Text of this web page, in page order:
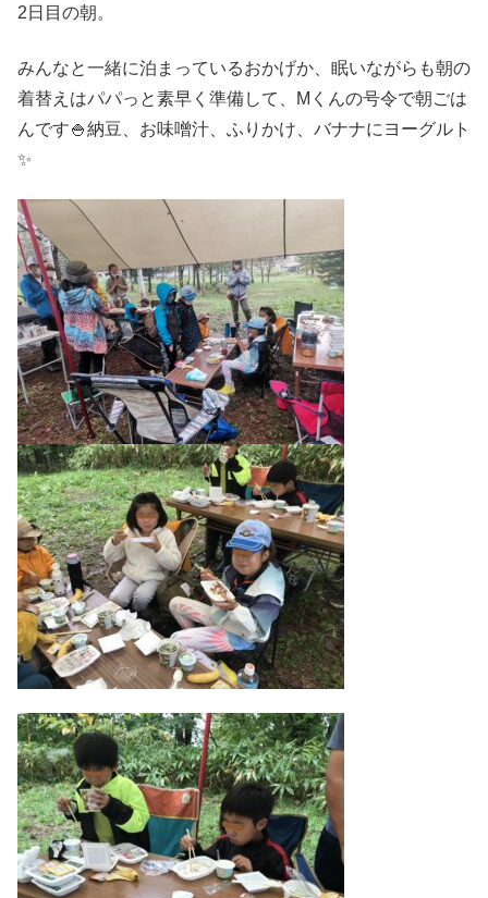
2日目の朝。
みんなと一緒に泊まっているおかげか、眠いながらも朝の
着替えはパパっと素早く準備して、Mくんの号令で朝ごは
んです🍚納豆、お味噌汁、ふりかけ、バナナにヨーグルト
✨